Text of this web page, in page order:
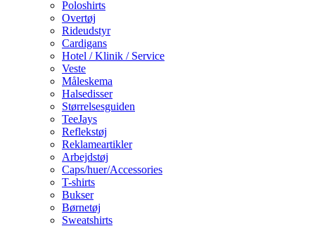
Poloshirts
Overtøj
Rideudstyr
Cardigans
Hotel / Klinik / Service
Veste
Måleskema
Halsedisser
Størrelsesguiden
TeeJays
Reflekstøj
Reklameartikler
Arbejdstøj
Caps/huer/Accessories
T-shirts
Bukser
Børnetøj
Sweatshirts